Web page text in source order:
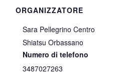
ORGANIZZATORE
Sara Pellegrino Centro
Shiatsu Orbassano
Numero di telefono
3487027263